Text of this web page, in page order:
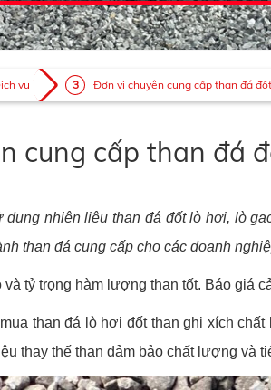
vụ Đơn vị chuyên cung cấp than đá
cung cấp than đá
dụng nhiên liệu than đá đốt lò hơi, lò
than đá cung cấp cho các doanh
tỷ trọng hàm lượng than tốt. Báo giá
than đá lò hơi đốt than ghi xích
thay thế than đảm bảo chất lượng và